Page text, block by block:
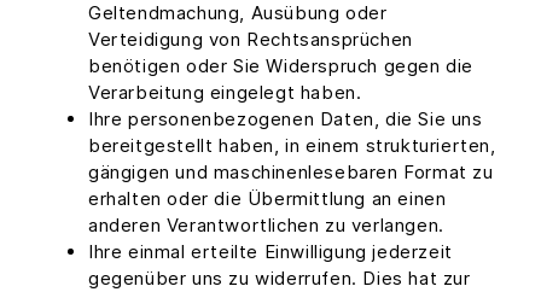
Geltendmachung, Ausübung oder
Verteidigung von Rechtsansprüchen
benötigen oder Sie Widerspruch gegen die
Verarbeitung eingelegt haben.
Ihre personenbezogenen Daten, die Sie uns
bereitgestellt haben, in einem strukturierten,
gängigen und maschinenlesebaren Format zu
erhalten oder die Übermittlung an einen
anderen Verantwortlichen zu verlangen.
Ihre einmal erteilte Einwilligung jederzeit
gegenüber uns zu widerrufen. Dies hat zur